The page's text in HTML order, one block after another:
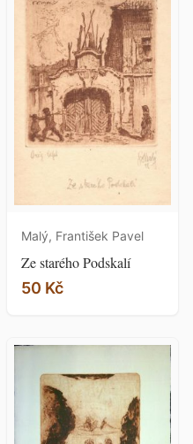
Malý, František Pavel
Ze starého Podskalí
50 Kč